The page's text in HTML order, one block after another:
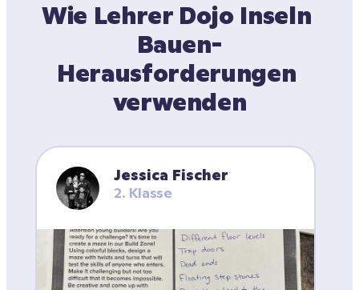
Wie Lehrer Dojo Inseln
Bauen-
Herausforderungen
verwenden
Jessica Fischer
2. Klasse